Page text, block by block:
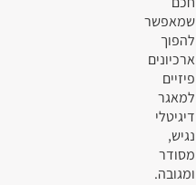
שמאפשר
להפוך
ארכיונים
פיזיים
למאגר
דיגיטלי
נגיש,
מסודר
ומגובה.